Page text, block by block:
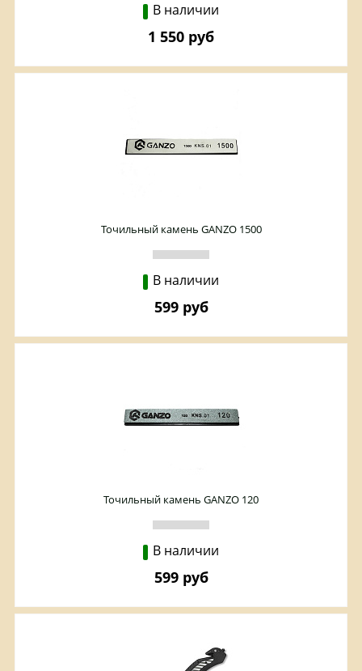
В наличии
1 550 руб
Точильный камень GANZO 1500
В наличии
599 руб
Точильный камень GANZO 120
В наличии
599 руб